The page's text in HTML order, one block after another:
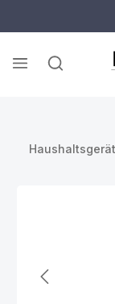
Bildergalerie